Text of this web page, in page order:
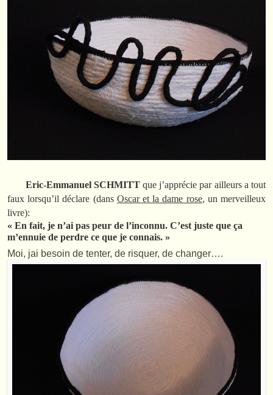
Eric-Emmanuel SCHMITTque j’apprécie par ailleurs a tout
faux lorsqu’il déclare (dans Oscar et la dame rose, un merveilleux
livre):
« En fait, je n’ai pas peur de l’inconnu. C’est juste que ça
m’ennuie de perdre ce que je connais. »
Moi, jai besoin de tenter, de risquer, de changer….